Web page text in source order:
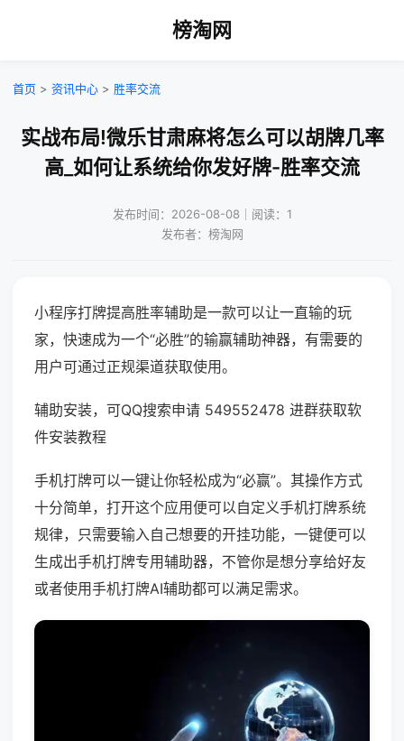
榜淘网
首页 > 资讯中心 > 胜率交流
实战布局!微乐甘肃麻将怎么可以胡牌几率
高_如何让系统给你发好牌-胜率交流
发布时间：2026-08-08｜阅读：1
发布者：榜淘网
小程序打牌提高胜率辅助是一款可以让一直输的玩
家，快速成为一个“必胜”的输赢辅助神器，有需要的
用户可通过正规渠道获取使用。
辅助安装，可QQ搜索申请 549552478 进群获取软
件安装教程
手机打牌可以一键让你轻松成为“必赢”。其操作方式
十分简单，打开这个应用便可以自定义手机打牌系统
规律，只需要输入自己想要的开挂功能，一键便可以
生成出手机打牌专用辅助器，不管你是想分享给好友
或者使用手机打牌AI辅助都可以满足需求。